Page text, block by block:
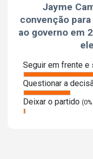
Jayme
convenção
ao governo em
Seguir em frente e
Questionar a
Deixar o partido